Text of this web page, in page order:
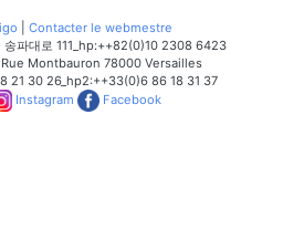
Contacter le webmestre
파대로 111_hp:++82(0)10 2308 6423
Montbauron 78000 Versailles
21 30 26_hp2:++33(0)6 86 18 31 37
Instagram Facebook